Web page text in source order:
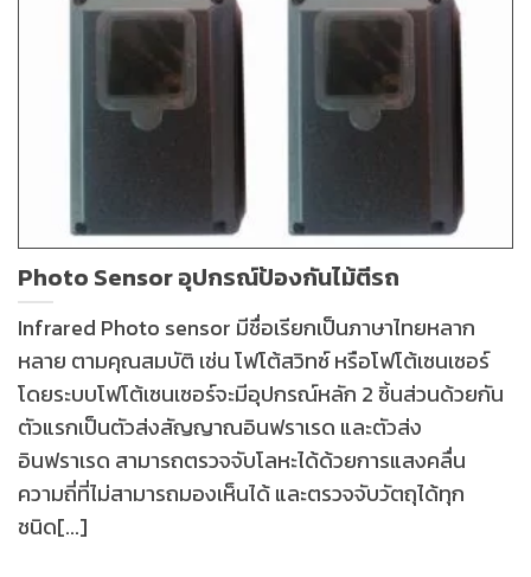
Photo Sensor อุปกรณ์ป้องกันไม้ตีรถ
Infrared Photo sensor มีชื่อเรียกเป็นภาษาไทยหลาก
หลาย ตามคุณสมบัติ เช่น โฟโต้สวิทซ์ หรือโฟโต้เซนเซอร์
โดยระบบโฟโต้เซนเซอร์จะมีอุปกรณ์หลัก 2 ชิ้นส่วนด้วยกัน
ตัวแรกเป็นตัวส่งสัญญาณอินฟราเรด และตัวส่ง
อินฟราเรด สามารถตรวจจับโลหะได้ด้วยการแสงคลื่น
ความถี่ที่ไม่สามารถมองเห็นได้ และตรวจจับวัตถุได้ทุก
ชนิด[...]